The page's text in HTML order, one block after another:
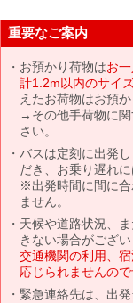
重要なご案内
お預かり荷物はお
計1.2m以内のサイ
えたお荷物はお預か
→その他手荷物に関
さい。
バスは定刻に出発
だき、お乗り遅れ
※出発時間に間に合
ません。
天候や道路状況、
きない場合がござい
交通機関の利用、
応じられませんので
緊急連絡先は、出